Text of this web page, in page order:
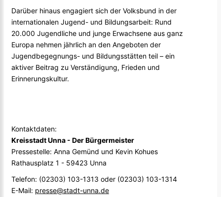
Darüber hinaus engagiert sich der Volksbund in der
internationalen Jugend- und Bildungsarbeit: Rund
20.000 Jugendliche und junge Erwachsene aus ganz
Europa nehmen jährlich an den Angeboten der
Jugendbegegnungs- und Bildungsstätten teil – ein
aktiver Beitrag zu Verständigung, Frieden und
Erinnerungskultur.
Kontaktdaten:
Kreisstadt Unna - Der Bürgermeister
Pressestelle: Anna Gemünd und Kevin Kohues
Rathausplatz 1 - 59423 Unna
Telefon: (02303) 103-1313 oder (02303) 103-1314
E-Mail: presse@stadt-unna.de